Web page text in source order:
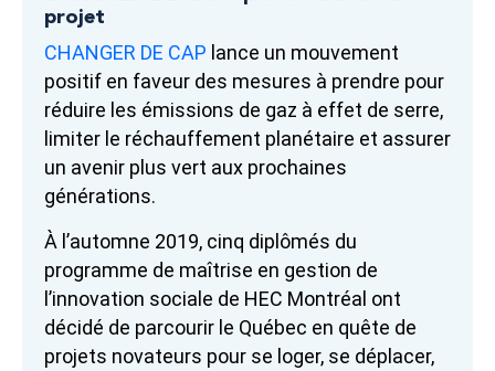
projet
CHANGER DE CAP lance un mouvement
positif en faveur des mesures à prendre pour
réduire les émissions de gaz à effet de serre,
limiter le réchauffement planétaire et assurer
un avenir plus vert aux prochaines
générations.
À l’automne 2019, cinq diplômés du
programme de maîtrise en gestion de
l’innovation sociale de HEC Montréal ont
décidé de parcourir le Québec en quête de
projets novateurs pour se loger, se déplacer,